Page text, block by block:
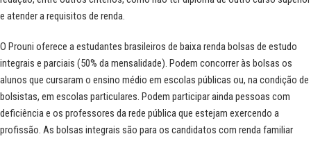
e atender a requisitos de renda.
O Prouni oferece a estudantes brasileiros de baixa renda bolsas de estudo
integrais e parciais (50% da mensalidade). Podem concorrer às bolsas os
alunos que cursaram o ensino médio em escolas públicas ou, na condição de
bolsistas, em escolas particulares. Podem participar ainda pessoas com
deficiência e os professores da rede pública que estejam exercendo a
profissão. As bolsas integrais são para os candidatos com renda familiar